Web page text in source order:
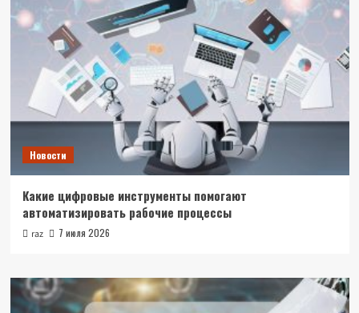
Новости
Какие цифровые инструменты помогают
автоматизировать рабочие процессы
raz 7 июля 2026